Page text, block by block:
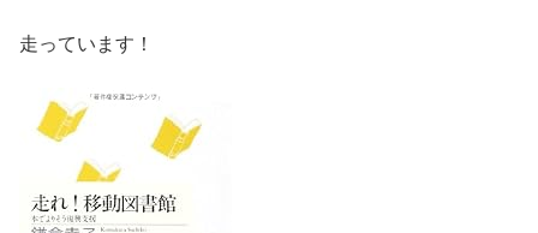
走っています！